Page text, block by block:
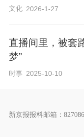
文化 2026-1-27
直播间里，被套
梦”
时事 2025-10-10
新京报报料邮箱：